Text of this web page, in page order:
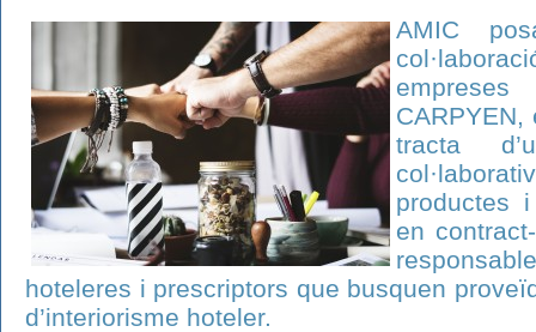
AMIC
empreses
CARPYEN,
tracta
productes
en
hoteleres i prescriptors que busquen
d’interiorisme hoteler.